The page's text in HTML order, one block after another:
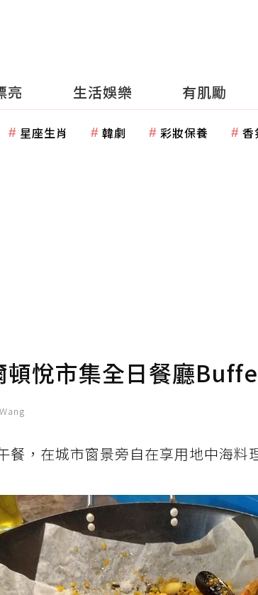
亮 生活娛樂 有肌勵
星座生肖 韓劇 彩妝保養 香
頓悅市集全日餐廳
餐，在城市窗景旁自在享用地中海料